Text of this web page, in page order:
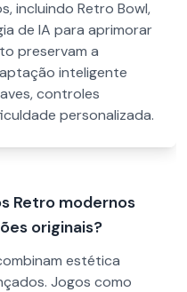
incluindo Retro Bowl,
de IA para aprimorar
preservam a
inteligente
controles
personalizada.
Retro modernos
originais?
estética
Jogos como